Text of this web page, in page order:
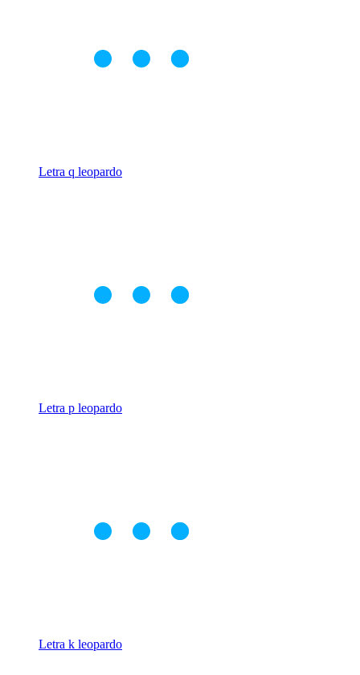
Letra q leopardo
Letra p leopardo
Letra k leopardo